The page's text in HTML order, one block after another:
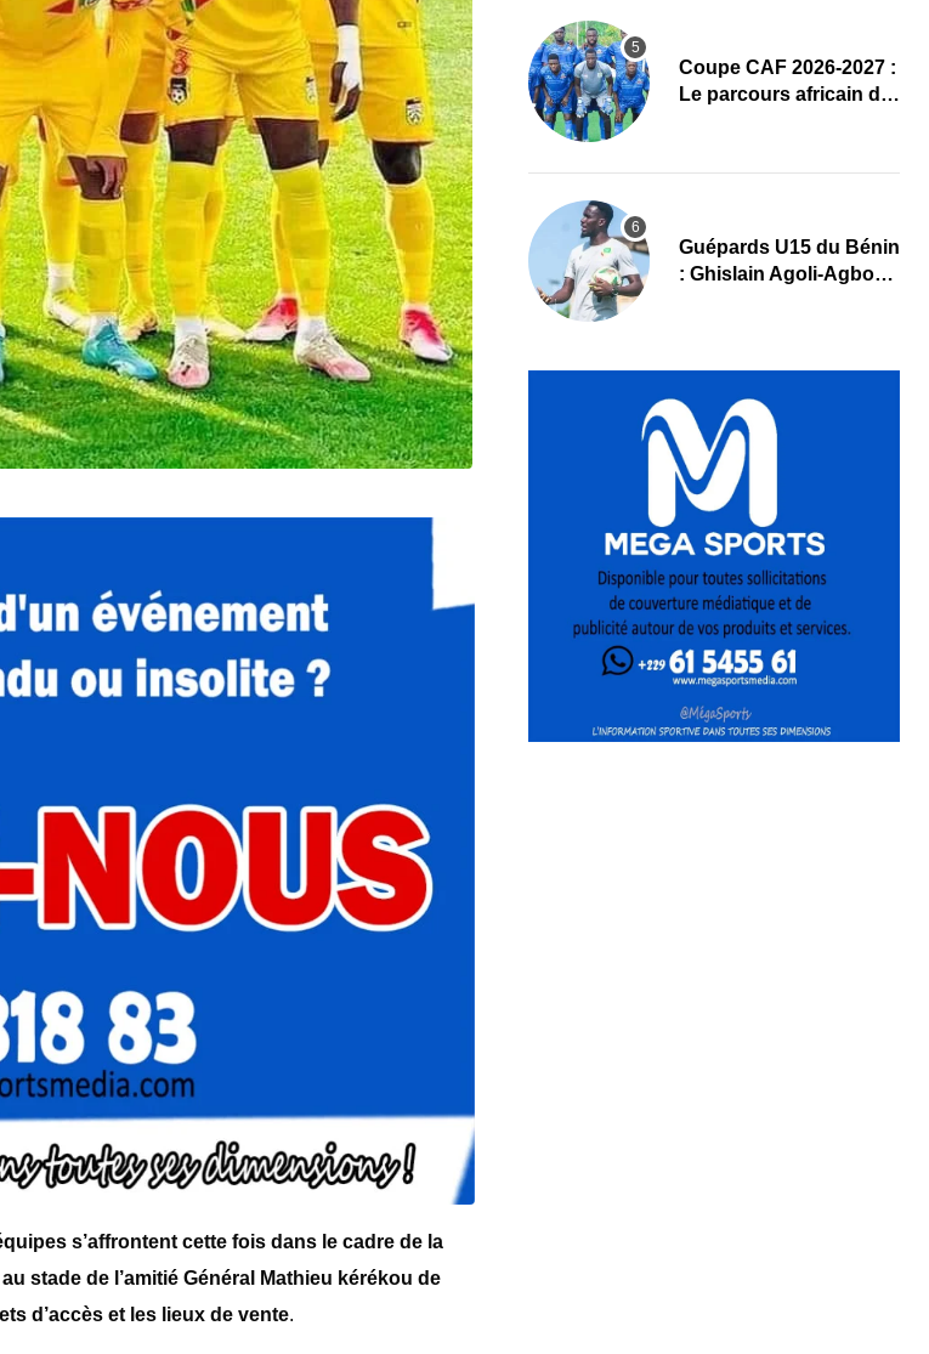
s’affrontent cette fois dans le cadre de la
stade de l’amitié Général Mathieu kérékou de
d’accès et les lieux de vente.
Coupe CAF 2026-2027 :
Le parcours africain de
Guépards U15 du Bénin
: Ghislain Agoli-Agbo